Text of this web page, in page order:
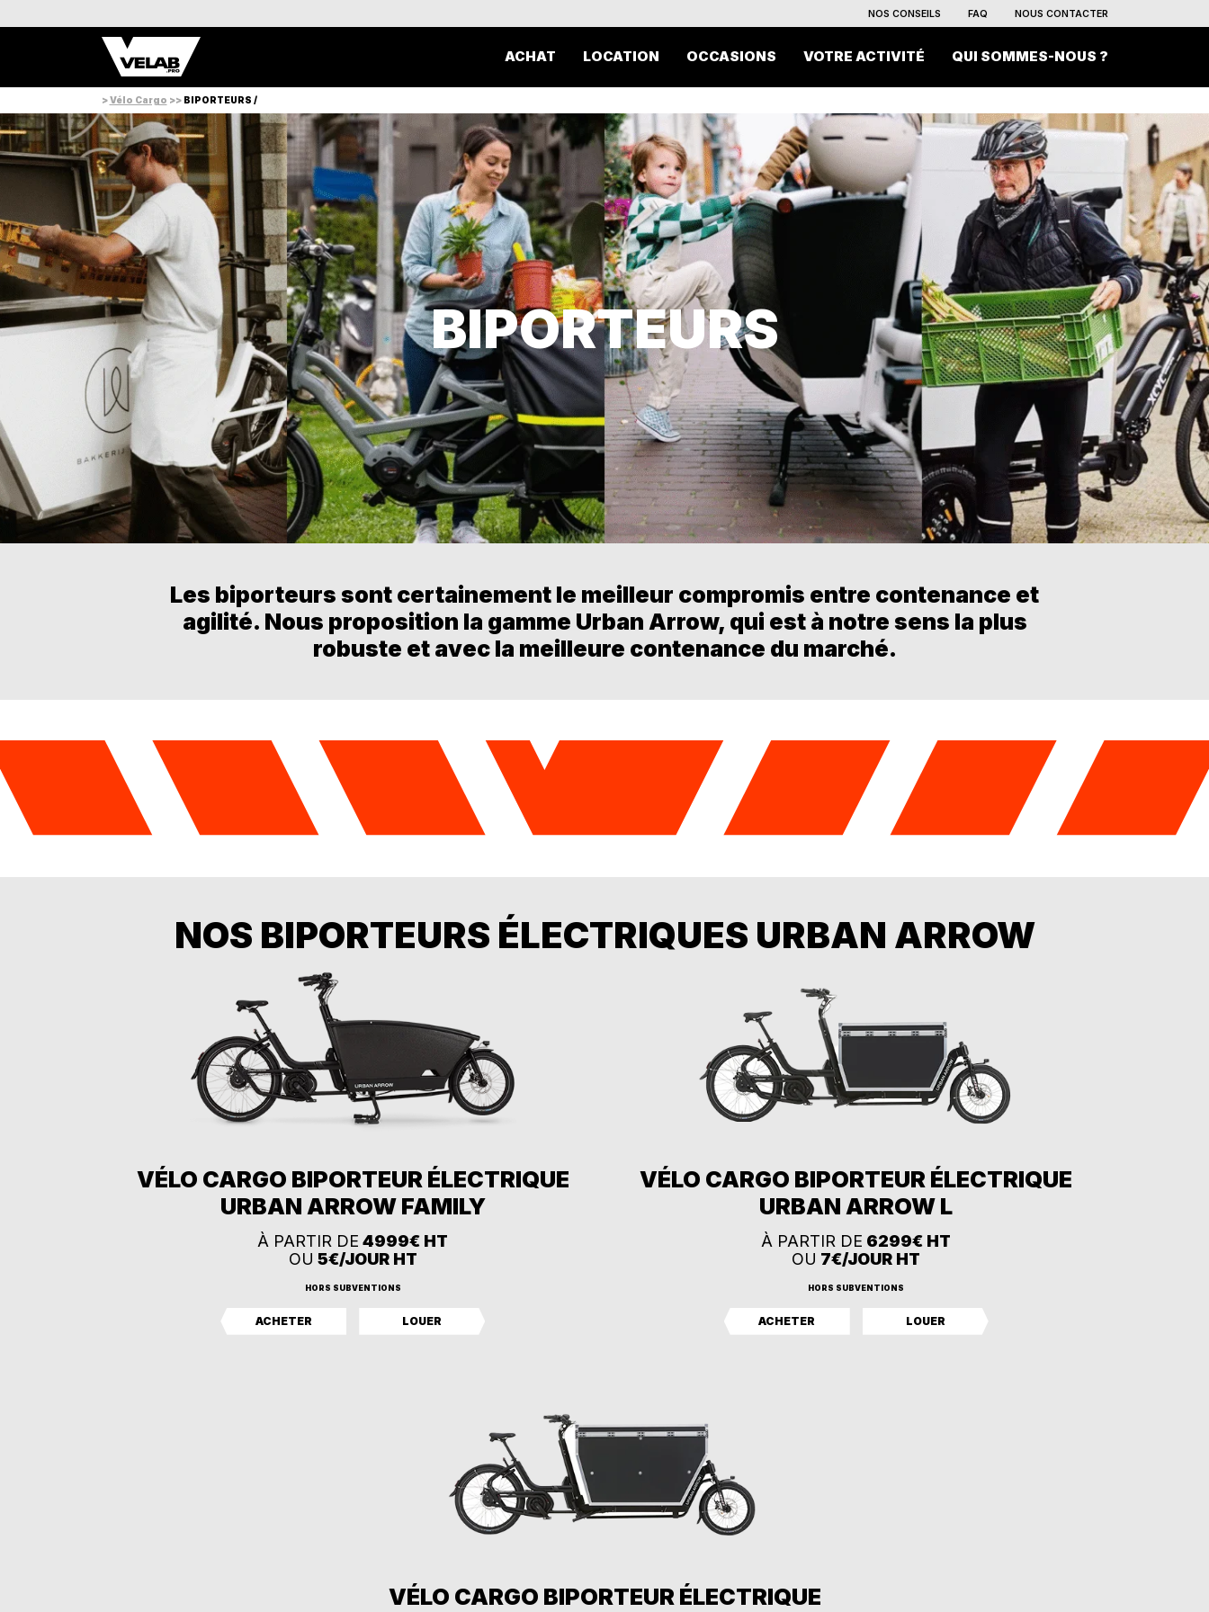
NOS CONSEILS FAQ NOUS CONTACTER
ACHAT LOCATION OCCASIONS VOTRE ACTIVITÉ QUI SOMMES-NOUS ?
>Vélo Cargo >> BIPORTEURS /
BIPORTEURS
Les biporteurs sont certainement le meilleur compromis entre contenance et
agilité. Nous proposition la gamme Urban Arrow, qui est à notre sens la plus
robuste et avec la meilleure contenance du marché.
NOS BIPORTEURS ÉLECTRIQUES URBAN ARROW
VÉLO CARGO BIPORTEUR ÉLECTRIQUE
URBAN ARROW FAMILY
À PARTIR DE 4999€ HT
OU 5€/JOUR HT
HORS SUBVENTIONS
ACHETER LOUER
VÉLO CARGO BIPORTEUR ÉLECTRIQUE
URBAN ARROW L
À PARTIR DE 6299€ HT
OU 7€/JOUR HT
HORS SUBVENTIONS
ACHETER LOUER
VÉLO CARGO BIPORTEUR ÉLECTRIQUE